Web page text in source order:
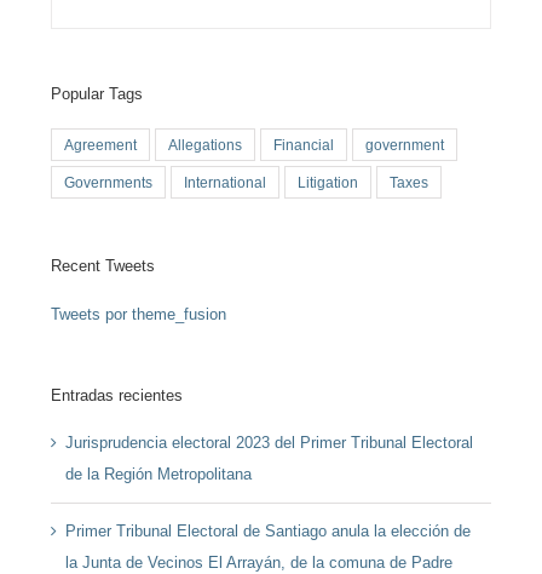
Popular Tags
Agreement Allegations Financial government
Governments International Litigation Taxes
Recent Tweets
Tweets por theme_fusion
Entradas recientes
Jurisprudencia electoral 2023 del Primer Tribunal Electoral
de la Región Metropolitana
Primer Tribunal Electoral de Santiago anula la elección de
la Junta de Vecinos El Arrayán, de la comuna de Padre